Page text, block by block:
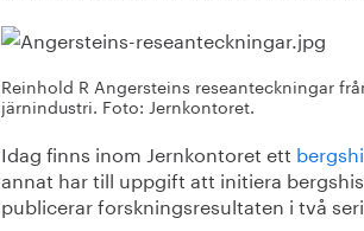
Reinhold R Angersteins reseanteckningar
järnindustri. Foto: Jernkontoret.
Idag finns inom Jernkontoret ett
annat har till uppgift att initiera
publicerar forskningsresultaten i två